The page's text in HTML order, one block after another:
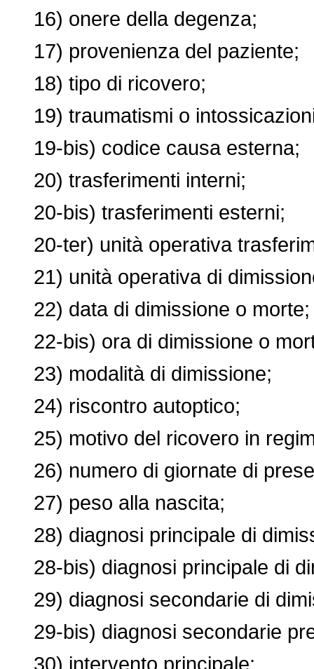
16) onere della degenza;
17) provenienza del paziente;
18) tipo di ricovero;
19) traumatismi o
19-bis) codice causa esterna;
20) trasferimenti interni;
20-bis) trasferimenti esterni;
20-ter) unità operativa
21) unità operativa di
22) data di dimissione o morte;
22-bis) ora di dimissione o
23) modalità di dimissione;
24) riscontro autoptico;
25) motivo del ricovero in
26) numero di giornate di
27) peso alla nascita;
28) diagnosi principale di
28-bis) diagnosi principale di
29) diagnosi secondarie di
29-bis) diagnosi secondarie
30) intervento principale;